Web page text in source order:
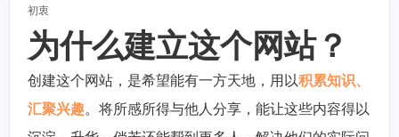
初衷
为什么建立这个网站？
创建这个网站，是希望能有一方天地，用以积累知识、
汇聚兴趣。将所感所得与他人分享，能让这些内容得以